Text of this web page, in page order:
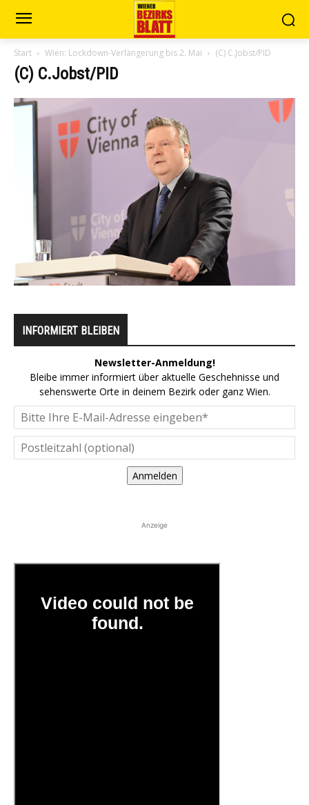
Start Wien: Lockdown-Verlängerung bis 2. Mai (C) C.Jobst/PID
(C) C.Jobst/PID
INFORMIERT BLEIBEN
Newsletter-Anmeldung!
Bleibe immer informiert über aktuelle Geschehnisse und
sehenswerte Orte in deinem Bezirk oder ganz Wien.
Anmelden
Anzeige